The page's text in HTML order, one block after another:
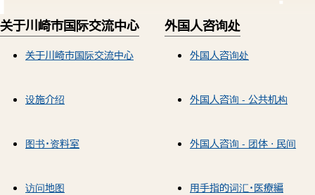
关于川崎市国际交流中心
关于川崎市国际交流中心
设施介绍
图书・资料室
访问地图
外国人咨询处
外国人咨询处
外国人咨询 - 公共机构
外国人咨询 - 团体 ⋅ 民间
用手指的词汇・医療編